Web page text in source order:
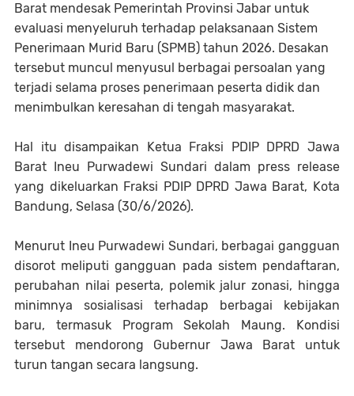
Barat mendesak Pemerintah Provinsi Jabar untuk
evaluasi menyeluruh terhadap pelaksanaan Sistem
Penerimaan Murid Baru (SPMB) tahun 2026. Desakan
tersebut muncul menyusul berbagai persoalan yang
terjadi selama proses penerimaan peserta didik dan
menimbulkan keresahan di tengah masyarakat.
Hal itu disampaikan Ketua Fraksi PDIP DPRD Jawa
Barat Ineu Purwadewi Sundari dalam press release
yang dikeluarkan Fraksi PDIP DPRD Jawa Barat, Kota
Bandung, Selasa (30/6/2026).
Menurut Ineu Purwadewi Sundari, berbagai gangguan
disorot meliputi gangguan pada sistem pendaftaran,
perubahan nilai peserta, polemik jalur zonasi, hingga
minimnya sosialisasi terhadap berbagai kebijakan
baru, termasuk Program Sekolah Maung. Kondisi
tersebut mendorong Gubernur Jawa Barat untuk
turun tangan secara langsung.